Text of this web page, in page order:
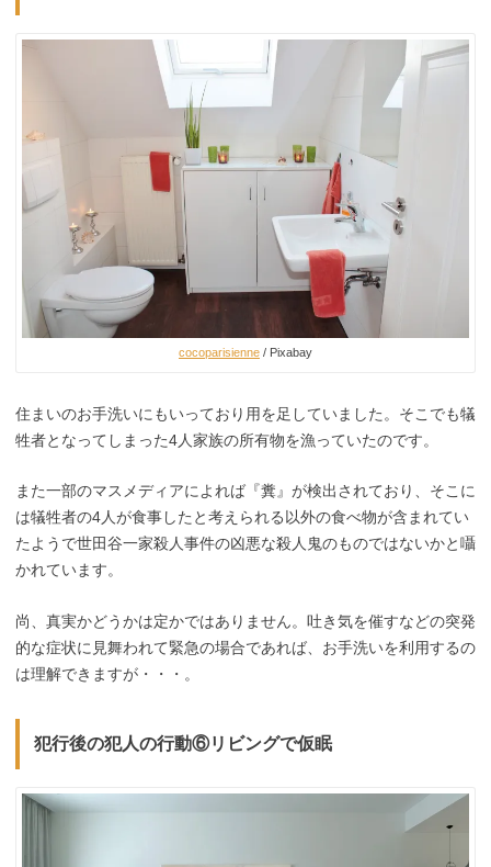
cocoparisienne / Pixabay
住まいのお手洗いにもいっており用を足していました。そこでも犠
牲者となってしまった4人家族の所有物を漁っていたのです。
また一部のマスメディアによれば『糞』が検出されており、そこに
は犠牲者の4人が食事したと考えられる以外の食べ物が含まれてい
たようで世田谷一家殺人事件の凶悪な殺人鬼のものではないかと囁
かれています。
尚、真実かどうかは定かではありません。吐き気を催すなどの突発
的な症状に見舞われて緊急の場合であれば、お手洗いを利用するの
は理解できますが・・・。
犯行後の犯人の行動⑥リビングで仮眠